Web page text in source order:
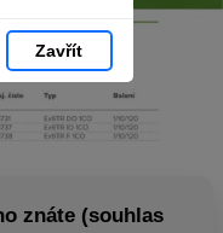
Zavřít
znáte (souhlas